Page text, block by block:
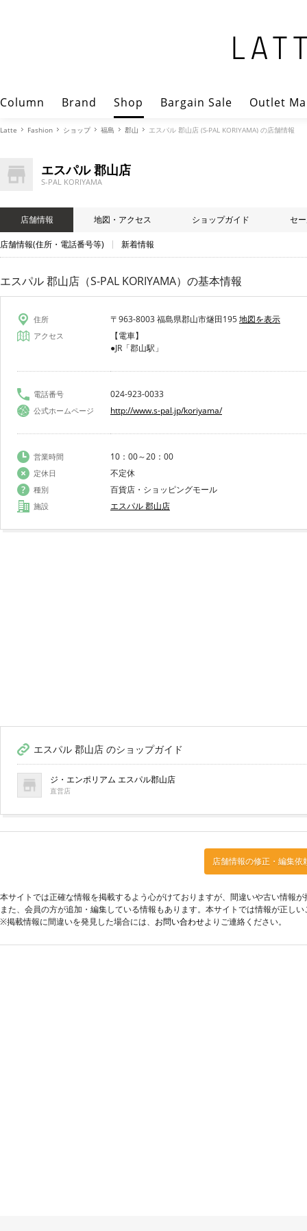
Column Brand Shop Bargain Sale Outlet
Latte Fashion ショップ 福島 郡山 エスパル 郡山店 (S-PAL KORIYAMA) の店舗情報
エスパル 郡山店
S-PAL KORIYAMA
店舗情報 地図・アクセス ショップガイド セ
店舗情報(住所・電話番号等) 新着情報
エスパル 郡山店（S-PAL KORIYAMA） の基本情報
住所 〒963-8003 福島県郡山市燧田195地図を表示
アクセス
【電車】
●JR「郡山駅」
電話番号 024-923-0033
公式ホームページ http://www.s-pal.jp/koriyama/
営業時間 10：00～20：00
定休日 不定休
種別 百貨店・ショッピングモール
施設 エスパル 郡山店
エスパル 郡山店 のショップガイド
ジ・エンポリアム エスパル郡山店
直営店
店舗情報の修正・編集依
本サイトでは正確な情報を掲載するよう心がけておりますが、間違いや古い情報
また、会員の方が追加・編集している情報もあります。本サイトでは情報が正し
※掲載情報に間違いを発見した場合には、 お問い合わせよりご連絡ください。